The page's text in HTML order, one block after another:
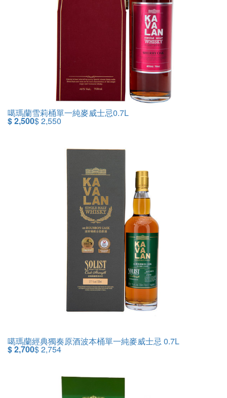
噶瑪蘭雪莉桶單一純麥威士忌0.7L
$ 2,500$ 2,550
噶瑪蘭經典獨奏原酒波本桶單一純麥威士忌 0.7L
$ 2,700$ 2,754